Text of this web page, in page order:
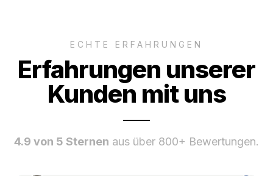
ECHTE ERFAHRUNGEN
Erfahrungen unserer
Kunden mit uns
4.9 von 5 Sternen aus über 800+ Bewertungen.